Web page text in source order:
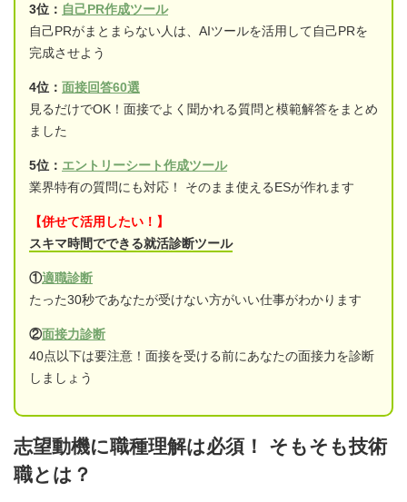
3位： 自己PR作成ツール
自己PRがまとまらない人は、AIツールを活用して自己PRを
完成させよう
4位： 面接回答60選
見るだけでOK！面接でよく聞かれる質問と模範解答をまとめ
ました
5位： エントリーシート作成ツール
業界特有の質問にも対応！ そのまま使えるESが作れます
【併せて活用したい！】
スキマ時間でできる就活診断ツール
①適職診断
たった30秒であなたが受けない方がいい仕事がわかります
②面接力診断
40点以下は要注意！面接を受ける前にあなたの面接力を診断
しましょう
志望動機に職種理解は必須！ そもそも技術
職とは？